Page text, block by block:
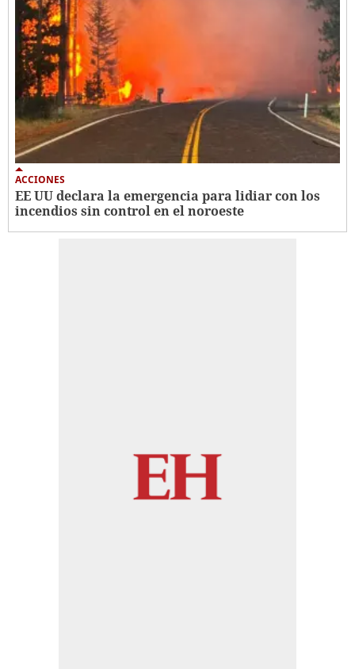
ACCIONES
EE UU declara la emergencia para lidiar con los
incendios sin control en el noroeste